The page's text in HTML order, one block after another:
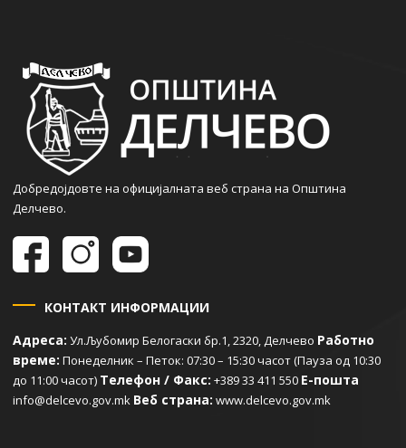
Добредојдовте на официјалната веб страна на Општина
Делчево.
КОНТАКТ ИНФОРМАЦИИ
Адреса: Ул.Љубомир Белогаски бр.1, 2320, Делчево Работно
време: Понеделник – Петок: 07:30 – 15:30 часот (Пауза од 10:30
до 11:00 часот) Телефон / Факс: +389 33 411 550 Е-пошта
info@delcevo.gov.mk Веб страна: www.delcevo.gov.mk